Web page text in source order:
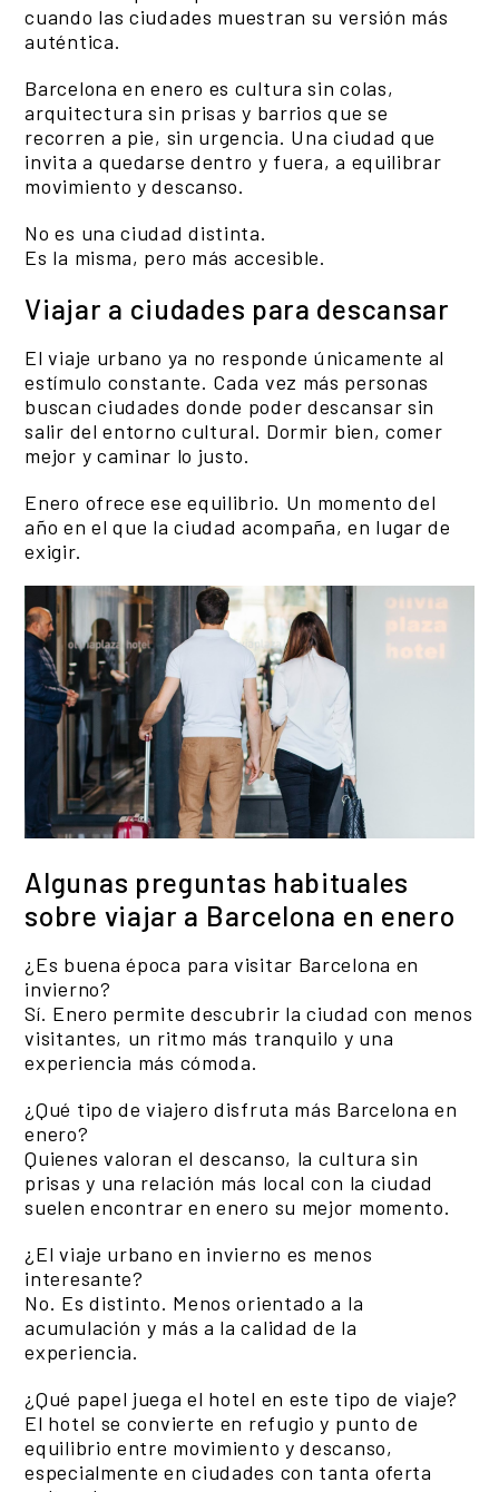
cuando las ciudades muestran su versión más
auténtica.
Barcelona en enero es cultura sin colas,
arquitectura sin prisas y barrios que se
recorren a pie, sin urgencia. Una ciudad que
invita a quedarse dentro y fuera, a equilibrar
movimiento y descanso.
No es una ciudad distinta.
Es la misma, pero más accesible.
Viajar a ciudades para descansar
El viaje urbano ya no responde únicamente al
estímulo constante. Cada vez más personas
buscan ciudades donde poder descansar sin
salir del entorno cultural. Dormir bien, comer
mejor y caminar lo justo.
Enero ofrece ese equilibrio. Un momento del
año en el que la ciudad acompaña, en lugar de
exigir.
Algunas preguntas habituales
sobre viajar a Barcelona en enero
¿Es buena época para visitar Barcelona en
invierno?
Sí. Enero permite descubrir la ciudad con menos
visitantes, un ritmo más tranquilo y una
experiencia más cómoda.
¿Qué tipo de viajero disfruta más Barcelona en
enero?
Quienes valoran el descanso, la cultura sin
prisas y una relación más local con la ciudad
suelen encontrar en enero su mejor momento.
¿El viaje urbano en invierno es menos
interesante?
No. Es distinto. Menos orientado a la
acumulación y más a la calidad de la
experiencia.
¿Qué papel juega el hotel en este tipo de viaje?
El hotel se convierte en refugio y punto de
equilibrio entre movimiento y descanso,
especialmente en ciudades con tanta oferta